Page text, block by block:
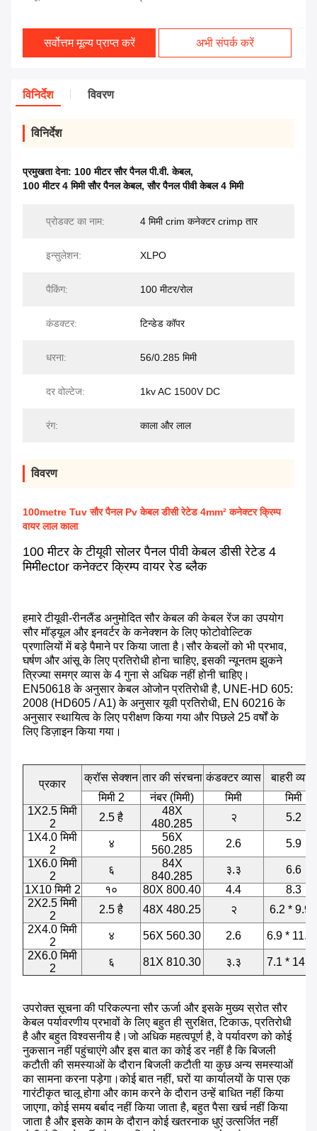
सर्वोत्तम मूल्य प्राप्त करें अभी संपर्क करें
विनिर्देश विवरण
विनिर्देश
प्रमुखता देना: 100 मीटर सौर पैनल पी.वी. केबल,
100 मीटर 4 मिमी सौर पैनल केबल,सौर पैनल पीवी केबल 4 मिमी
प्रोडक्ट का नाम: 4 मिमी crim कनेक्टर crimp तार
इन्सुलेशन: XLPO
पैकिंग: 100 मीटर/रोल
कंडक्टर: टिन्डेड कॉपर
धरना: 56/0.285 मिमी
दर वोल्टेज: 1kv AC 1500V DC
रंग: काला और लाल
विवरण
100metre Tuv सौर पैनल Pv केबल डीसी रेटेड 4mm² कनेक्टर क्रिम्प
वायर लाल काला
100 मीटर के टीयूवी सोलर पैनल पीवी केबल डीसी रेटेड 4
मिमीector कनेक्टर क्रिम्प वायर रेड ब्लैक
हमारे टीयूवी-रीनलैंड अनुमोदित सौर केबल की केबल रेंज का उपयोग
सौर मॉड्यूल और इनवर्टर के कनेक्शन के लिए फोटोवोल्टिक
प्रणालियों में बड़े पैमाने पर किया जाता है।सौर केबलों को भी प्रभाव,
घर्षण और आंसू के लिए प्रतिरोधी होना चाहिए, इसकी न्यूनतम झुकने
त्रिज्या समग्र व्यास के 4 गुना से अधिक नहीं होनी चाहिए।
EN50618 के अनुसार केबल ओजोन प्रतिरोधी है, UNE-HD 605:
2008 (HD605 / A1) के अनुसार यूवी प्रतिरोधी, EN 60216 के
अनुसार स्थायित्व के लिए परीक्षण किया गया और पिछले 25 वर्षों के
लिए डिज़ाइन किया गया।
प्रकार
क्रॉस सेक्शन तार की संरचना कंडक्टर व्यास
बाहरी व्यास
मिमी 2
नंबर (मिमी) मिमी
मिमी
1X2.5 मिमी
2
2.5 है
48X
480.285
२
5.2
1X4.0 मिमी
2
४
56X
560.285
2.6
5.9
1X6.0 मिमी
2
६
84X
840.285
३.३
6.6
1X10 मिमी 2
१० 80X 800.40 4.4
8.3
2X2.5 मिमी
2
2.5 है 48X 480.25 २
6.2 * 9.90
2X4.0 मिमी
2
४ 56X 560.30 2.6
6.9 *
2X6.0 मिमी
2
६ 81X 810.30 ३.३ 7.1 *
उपरोक्त सूचना की परिकल्पना सौर ऊर्जा और इसके मुख्य स्रोत सौर
केबल पर्यावरणीय प्रभावों के लिए बहुत ही सुरक्षित, टिकाऊ, प्रतिरोधी
है और बहुत विश्वसनीय है।जो अधिक महत्वपूर्ण है, वे पर्यावरण को कोई
नुकसान नहीं पहुंचाएंगे और इस बात का कोई डर नहीं है कि बिजली
कटौती की समस्याओं के दौरान बिजली कटौती या कुछ अन्य समस्याओं
का सामना करना पड़ेगा।कोई बात नहीं, घरों या कार्यालयों के पास एक
गारंटीकृत चालू होगा और काम करने के दौरान उन्हें बाधित नहीं किया
जाएगा, कोई समय बर्बाद नहीं किया जाता है, बहुत पैसा खर्च नहीं किया
जाता है और इसके काम के दौरान कोई खतरनाक धुएं उत्सर्जित नहीं